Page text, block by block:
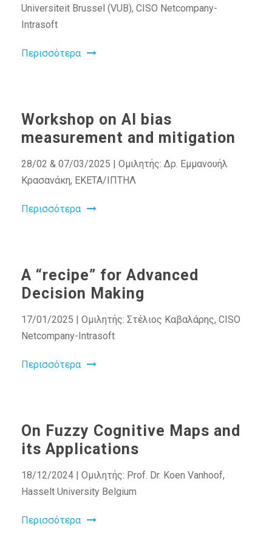
Universiteit Brussel (VUB), CISO Netcompany-
Intrasoft
Περισσότερα
Workshop on AI bias
measurement and mitigation
28/02 & 07/03/2025 | Ομιλητής: Δρ. Εμμανουήλ
Κρασανάκη, ΕΚΕΤΑ/ΙΠΤΗΛ
Περισσότερα
A “recipe” for Advanced
Decision Making
17/01/2025 | Ομιλητής: Στέλιος Καβαλάρης, CISO
Netcompany-Intrasoft
Περισσότερα
On Fuzzy Cognitive Maps and
its Applications
18/12/2024 | Ομιλητής: Prof. Dr. Koen Vanhoof,
Hasselt University Belgium
Περισσότερα